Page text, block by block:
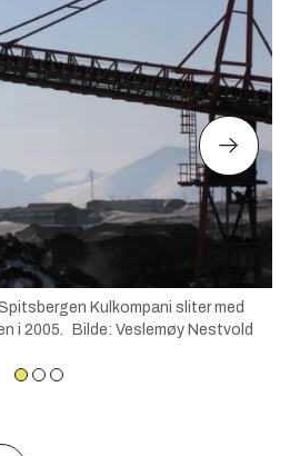
Kulkompani sliter med
i 2005.
Bilde: Veslemøy Nestvold